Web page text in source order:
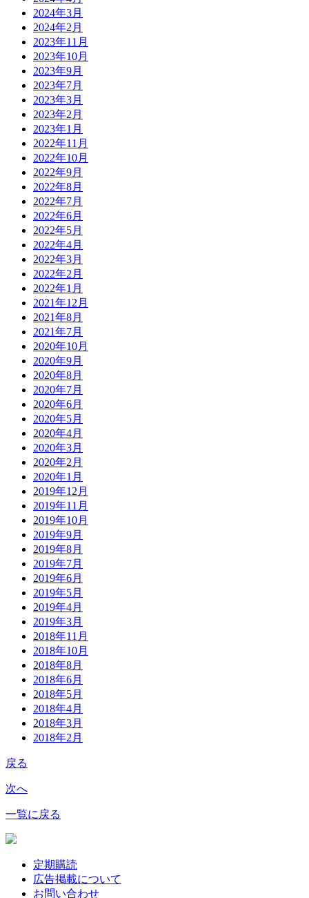
2024年3月
2024年2月
2023年11月
2023年10月
2023年9月
2023年7月
2023年3月
2023年2月
2023年1月
2022年11月
2022年10月
2022年9月
2022年8月
2022年7月
2022年6月
2022年5月
2022年4月
2022年3月
2022年2月
2022年1月
2021年12月
2021年8月
2021年7月
2020年10月
2020年9月
2020年8月
2020年7月
2020年6月
2020年5月
2020年4月
2020年3月
2020年2月
2020年1月
2019年12月
2019年11月
2019年10月
2019年9月
2019年8月
2019年7月
2019年6月
2019年5月
2019年4月
2019年3月
2018年11月
2018年10月
2018年8月
2018年6月
2018年5月
2018年4月
2018年3月
2018年2月
戻る
次へ
一覧に戻る
定期購読
広告掲載について
お問い合わせ